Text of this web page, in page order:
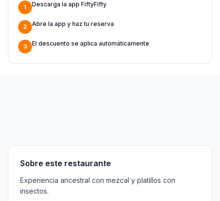
1 Descarga la app FiftyFifty
2 Abre la app y haz tu reserva
3 El descuento se aplica automáticamente
Sobre este restaurante
Experiencia ancestral con mezcal y platillos con
insectos.